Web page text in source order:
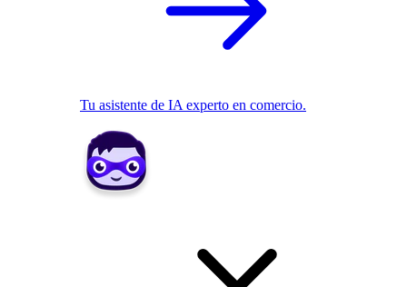
Tu asistente de IA experto en comercio.